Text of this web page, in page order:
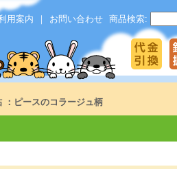
用案内 ｜ お問い合わせ 商品検索:
：ピースのコラージュ柄